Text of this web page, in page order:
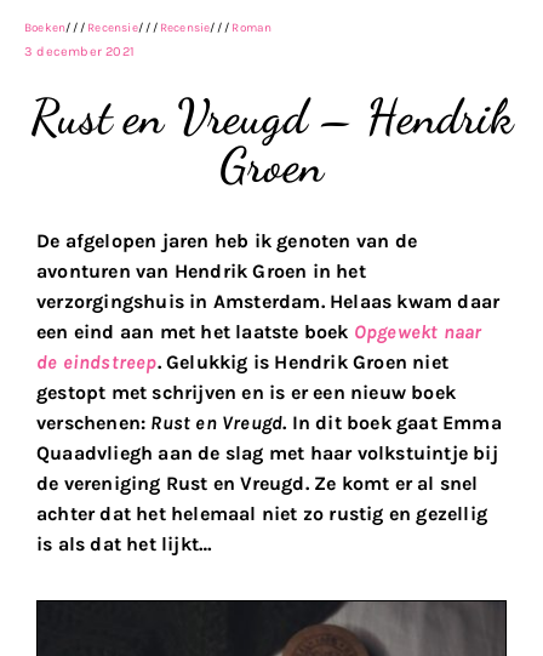
Boeken/// Recensie/// Recensie/// Roman
3 december 2021
Rust en Vreugd – Hendrik
Groen
De afgelopen jaren heb ik genoten van de
avonturen van Hendrik Groen in het
verzorgingshuis in Amsterdam. Helaas kwam daar
een eind aan met het laatste boek Opgewekt naar
de eindstreep. Gelukkig is Hendrik Groen niet
gestopt met schrijven en is er een nieuw boek
verschenen: Rust en Vreugd. In dit boek gaat Emma
Quaadvliegh aan de slag met haar volkstuintje bij
de vereniging Rust en Vreugd. Ze komt er al snel
achter dat het helemaal niet zo rustig en gezellig
is als dat het lijkt…